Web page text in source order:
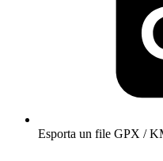
Esporta un file GPX /